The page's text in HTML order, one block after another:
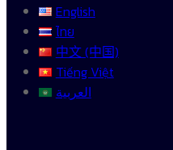
English
ไทย
中文 (中国)
Tiếng Việt
العربية